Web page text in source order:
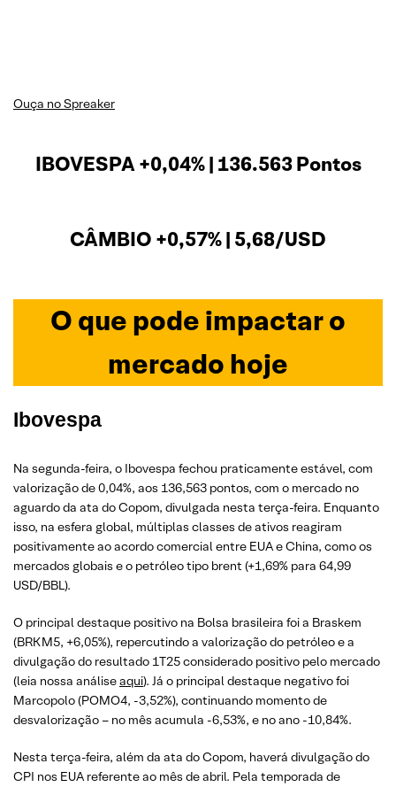
Ouça no Spreaker
IBOVESPA +0,04% | 136.563 Pontos
CÂMBIO +0,57% | 5,68/USD
O que pode impactar o
mercado hoje
Ibovespa
Na segunda-feira, o Ibovespa fechou praticamente estável, com
valorização de 0,04%, aos 136,563 pontos, com o mercado no
aguardo da ata do Copom, divulgada nesta terça-feira. Enquanto
isso, na esfera global, múltiplas classes de ativos reagiram
positivamente ao acordo comercial entre EUA e China, como os
mercados globais e o petróleo tipo brent (+1,69% para 64,99
USD/BBL).
O principal destaque positivo na Bolsa brasileira foi a Braskem
(BRKM5, +6,05%), repercutindo a valorização do petróleo e a
divulgação do resultado 1T25 considerado positivo pelo mercado
(leia nossa análiseaqui). Já o principal destaque negativo foi
Marcopolo (POMO4, -3,52%), continuando momento de
desvalorização – no mês acumula -6,53%, e no ano -10,84%.
Nesta terça-feira, além da ata do Copom, haverá divulgação do
CPI nos EUA referente ao mês de abril. Pela temporada de